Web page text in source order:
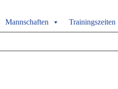
Mannschaften Trainingszeiten